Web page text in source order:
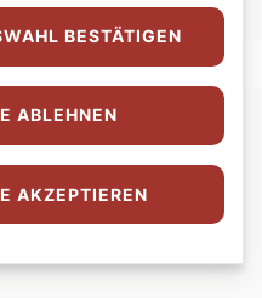
von ANIMA:Tel.: +43 (0) 1
BESTÄTIGEN
ABLEHNEN
AKZEPTIEREN